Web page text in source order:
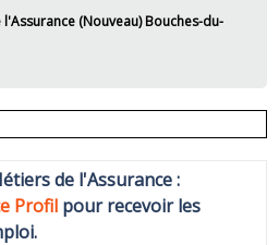
(Nouveau) Bouches-du-
de l'Assurance :
Profil pour recevoir les